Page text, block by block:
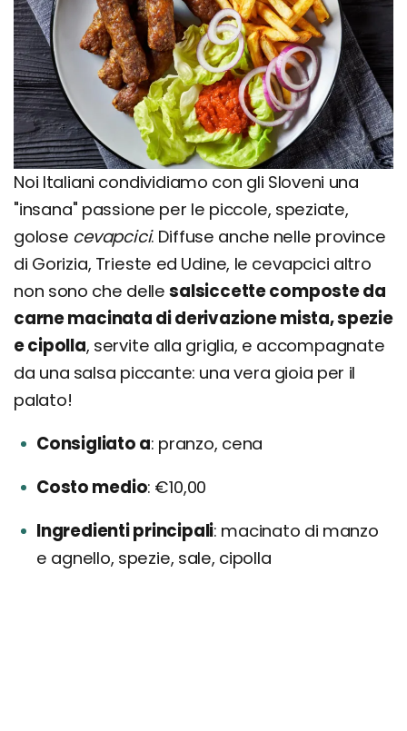
Noi Italiani condividiamo con gli Sloveni una
"insana" passione per le piccole, speziate,
golose cevapcici. Diffuse anche nelle province
di Gorizia, Trieste ed Udine, le cevapcici altro
non sono che dellesalsiccette composte da
carne macinata di derivazione mista, spezie
e cipolla, servite alla griglia, e accompagnate
da una salsa piccante: una vera gioia per il
palato!
Consigliato a pranzo, cena
Costo medio €10,00
Ingredienti principali macinato di manzo
e agnello, spezie, sale, cipolla